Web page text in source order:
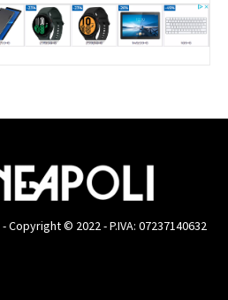
© 2022 - P.IVA: 07237140632